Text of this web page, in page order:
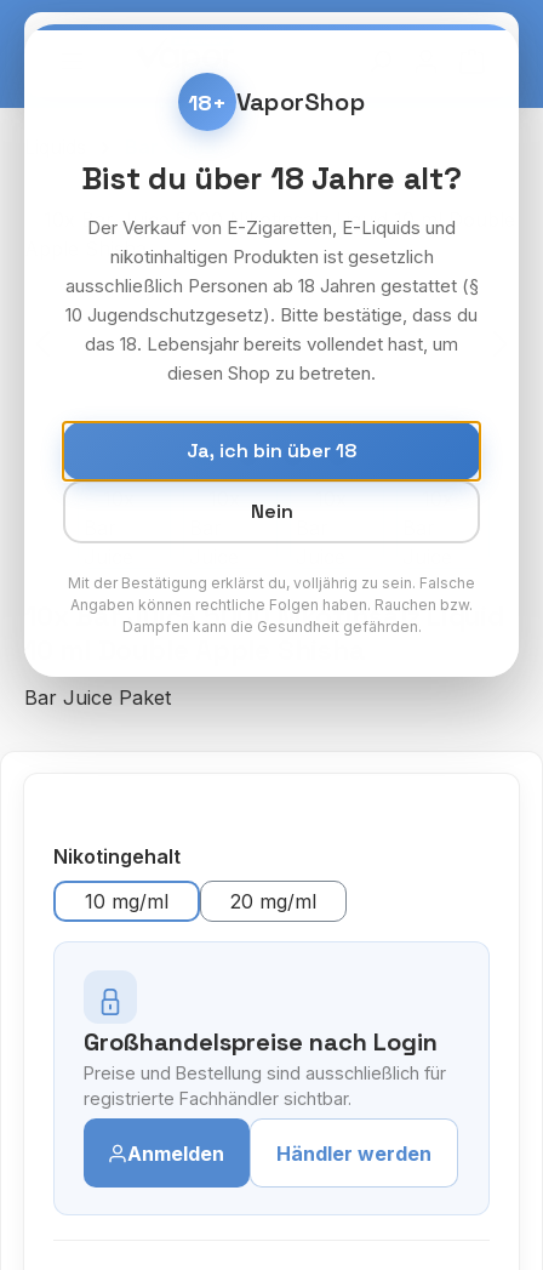
Zum Hauptinhalt springen
Bildergalerie überspringen
10x Bar Juice 5000 Nikotinsalz Liquid
10 ml Double Apple Shisha
Bar Juice Paket
Nikotingehaltauswählen
10 mg/ml
20 mg/ml
Großhandelspreise nach Login
Preise und Bestellung sind ausschließlich für
registrierte Fachhändler sichtbar.
Anmelden Händler werden
18+ VaporShop
Bist du über 18 Jahre alt?
Der Verkauf von E-Zigaretten, E-Liquids und
nikotinhaltigen Produkten ist gesetzlich
ausschließlich Personen ab 18 Jahren gestattet (§
10 Jugendschutzgesetz). Bitte bestätige, dass du
das 18. Lebensjahr bereits vollendet hast, um
diesen Shop zu betreten.
Ja, ich bin über 18
Nein
Mit der Bestätigung erklärst du, volljährig zu sein. Falsche
Angaben können rechtliche Folgen haben. Rauchen bzw.
Dampfen kann die Gesundheit gefährden.